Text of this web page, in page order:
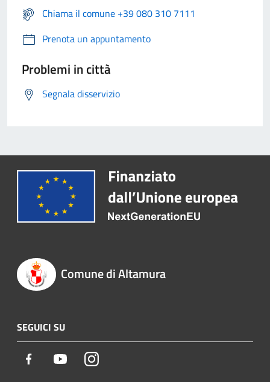
Chiama il comune +39 080 310 7111
Prenota un appuntamento
Problemi in città
Segnala disservizio
Comune di Altamura
SEGUICI SU
Facebook YoutubeInstagram